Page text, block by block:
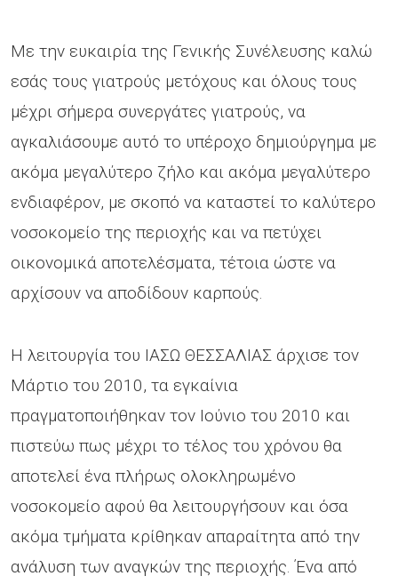
Με την ευκαιρία της Γενικής Συνέλευσης καλώ
εσάς τους γιατρούς μετόχους και όλους τους
μέχρι σήμερα συνεργάτες γιατρούς, να
αγκαλιάσουμε αυτό το υπέροχο δημιούργημα με
ακόμα μεγαλύτερο ζήλο και ακόμα μεγαλύτερο
ενδιαφέρον, με σκοπό να καταστεί το καλύτερο
νοσοκομείο της περιοχής και να πετύχει
οικονομικά αποτελέσματα, τέτοια ώστε να
αρχίσουν να αποδίδουν καρπούς.
Η λειτουργία του ΙΑΣΩ ΘΕΣΣΑΛΙΑΣ άρχισε τον
Μάρτιο του 2010, τα εγκαίνια
πραγματοποιήθηκαν τον Ιούνιο του 2010 και
πιστεύω πως μέχρι το τέλος του χρόνου θα
αποτελεί ένα πλήρως ολοκληρωμένο
νοσοκομείο αφού θα λειτουργήσουν και όσα
ακόμα τμήματα κρίθηκαν απαραίτητα από την
ανάλυση των αναγκών της περιοχής. Ένα από